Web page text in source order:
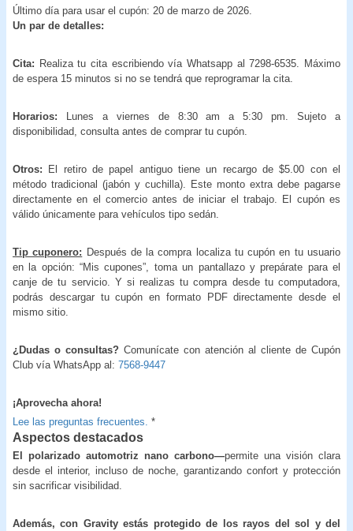
Último día para usar el cupón: 20 de marzo de 2026.
Un par de detalles:
Cita: Realiza tu cita escribiendo vía Whatsapp al 7298-6535. Máximo
de espera 15 minutos si no se tendrá que reprogramar la cita.
Horarios:
Lunes a viernes de 8:30 am a 5:30 pm. Sujeto a
disponibilidad, consulta antes de comprar tu cupón.
Otros:
El retiro de papel antiguo tiene un recargo de $5.00 con el
método tradicional (jabón y cuchilla). Este monto extra debe pagarse
directamente en el comercio antes de iniciar el trabajo. El cupón es
válido únicamente para vehículos tipo sedán.
Tip cuponero: Después de la compra localiza tu cupón en tu usuario
en la opción: “Mis cupones”, toma un pantallazo y prepárate para el
canje de tu servicio. Y si realizas tu compra desde tu computadora,
podrás descargar tu cupón en formato PDF directamente desde el
mismo sitio.
¿Dudas o consultas? Comunícate con atención al cliente de Cupón
Club vía WhatsApp al: 7568-9447
¡Aprovecha ahora!
Lee las preguntas frecuentes. *
Aspectos destacados
El polarizado automotriz nano carbono—permite una visión clara
desde el interior, incluso de noche, garantizando confort y protección
sin sacrificar visibilidad.
Además, con Gravity estás protegido de los rayos del sol y del